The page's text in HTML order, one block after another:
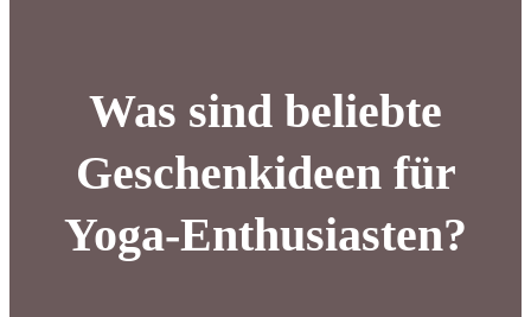
Was sind beliebte
Geschenkideen für
Yoga-Enthusiasten?